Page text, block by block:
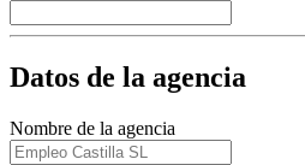
Datos de la agencia
Nombre de la agencia